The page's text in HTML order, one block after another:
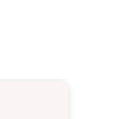
之後，
殘酷而